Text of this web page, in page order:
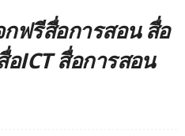
ฟรีสื่อการสอน สื่อ
อICT สื่อการสอน